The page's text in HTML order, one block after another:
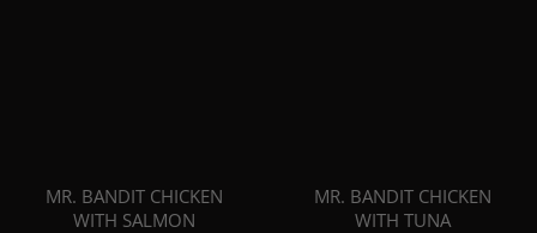
MR. BANDIT CHICKEN
WITH SALMON
MR. BANDIT CHICKEN
WITH TUNA